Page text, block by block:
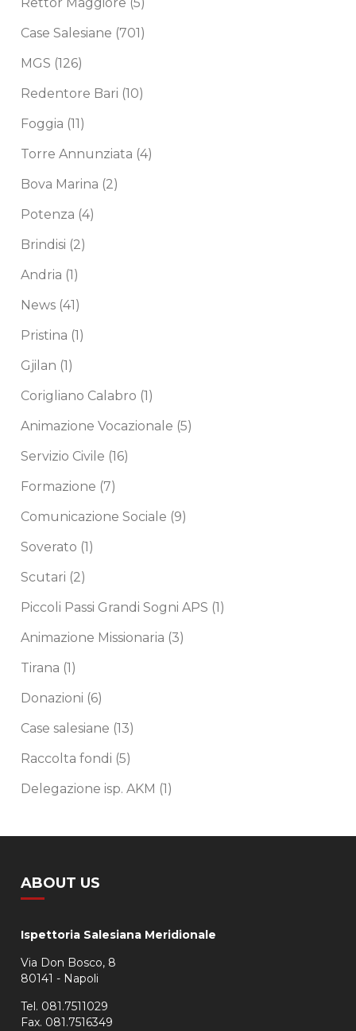
Rettor Maggiore (5)
Case Salesiane (701)
MGS (126)
Redentore Bari (10)
Foggia (11)
Torre Annunziata (4)
Bova Marina (2)
Potenza (4)
Brindisi (2)
Andria (1)
News (41)
Pristina (1)
Gjilan (1)
Corigliano Calabro (1)
Animazione Vocazionale (5)
Servizio Civile (16)
Formazione (7)
Comunicazione Sociale (9)
Soverato (1)
Scutari (2)
Piccoli Passi Grandi Sogni APS (1)
Animazione Missionaria (3)
Tirana (1)
Donazioni (6)
Case salesiane (13)
Raccolta fondi (5)
Delegazione isp. AKM (1)
ABOUT US
Ispettoria Salesiana Meridionale
Via Don Bosco, 8
80141 - Napoli
Tel. 081.7511029
Fax. 081.7516349